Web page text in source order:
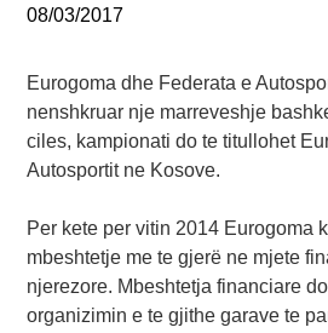
08/03/2017
Eurogoma dhe Federata e
nenshkruar nje marreveshje
ciles, kampionati do te titullohet
Autosportit ne Kosove.
Per kete per vitin 2014 Eurogoma
mbeshtetje me te gjerë ne mjete
njerezore. Mbeshtetja financiare
organizimin e te gjithe garave te